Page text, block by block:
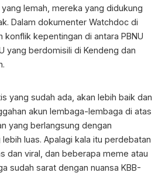
lemah, mereka yang didukung
Dalam dokumenter Watchdoc di
konflik kepentingan di antara PBNU
yang berdomisili di Kendeng dan
yang sudah ada, akan lebih baik dan
akun lembaga-lembaga di atas
yang berlangsung dengan
luas. Apalagi kala itu perdebatan
dan viral, dan beberapa meme atau
sudah sarat dengan nuansa KBB-